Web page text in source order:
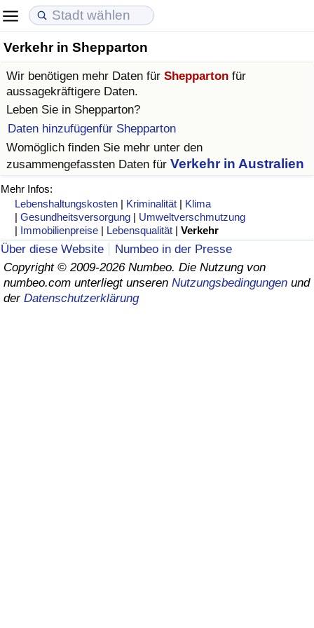
Verkehr in Shepparton
Wir benötigen mehr Daten für Shepparton für
aussagekräftigere Daten.
Leben Sie in Shepparton?
Daten hinzufügenfür Shepparton
Womöglich finden Sie mehr unter den
zusammengefassten Daten für Verkehr in Australien
Mehr Infos:
Lebenshaltungskosten | Kriminalität | Klima
|Gesundheitsversorgung | Umweltverschmutzung
| Immobilienpreise | Lebensqualität |Verkehr
Über diese Website
Numbeo in der Presse
Copyright © 2009-2026 Numbeo. Die Nutzung von
numbeo.com unterliegt unseren Nutzungsbedingungen und
der Datenschutzerklärung
Lebenshaltungskosten
Lebenshaltungskosten-Index (aktuell)
Lebenshaltungskosten-Index
Lebenshaltungskosten-Index nach Land
in Akaba
Immobilienpreise
Immobilienpreis-Index (aktuell)
Immobilienpreis-Index
Immobilienpreis-Index nach Land
Lebensqualität
Lebensqualität-Index
Lebensqualität-Index (aktuell)
Lebensqualitätsindex nach Land
Kriminalität
Kriminalitäts-Index (aktuell)
Kriminalitäts-Index
Kriminalitätsindex nach Land